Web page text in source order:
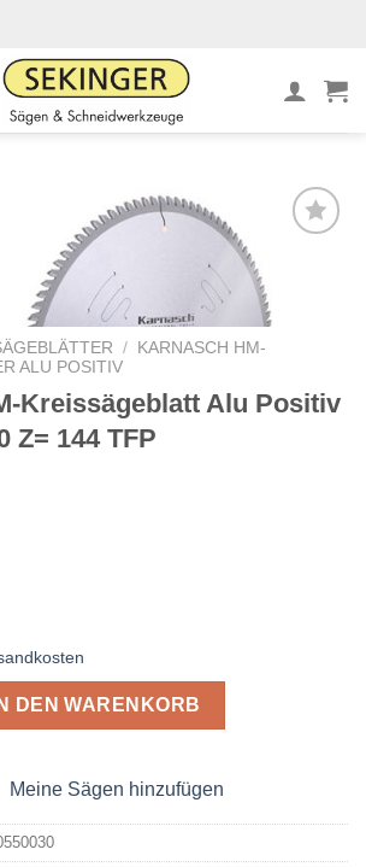
Sägen
hinzufügen
/
KARNASCH HM-
ALU POSITIV
Kreissägeblatt Alu Positiv
Z= 144 TFP
Alu Positiv 550 x 4,4 x 30 Z= 144
IN DEN WARENKORB
Meine Sägen hinzufügen